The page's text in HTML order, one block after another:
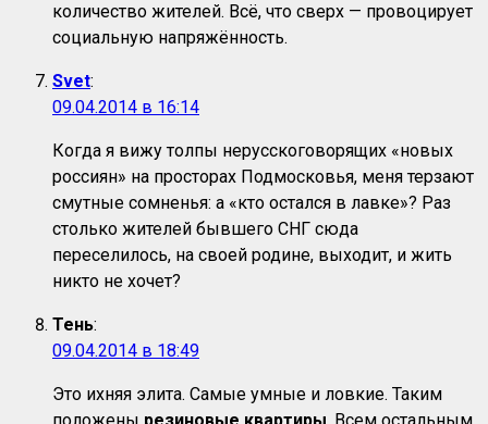
количество жителей. Всё, что сверх — провоцирует
социальную напряжённость.
Svet:
09.04.2014 в 16:14
Когда я вижу толпы нерусскоговорящих «новых
россиян» на просторах Подмосковья, меня терзают
смутные сомненья: а «кто остался в лавке»? Раз
столько жителей бывшего СНГ сюда
переселилось, на своей родине, выходит, и жить
никто не хочет?
Тень:
09.04.2014 в 18:49
Это ихняя элита. Самые умные и ловкие. Таким